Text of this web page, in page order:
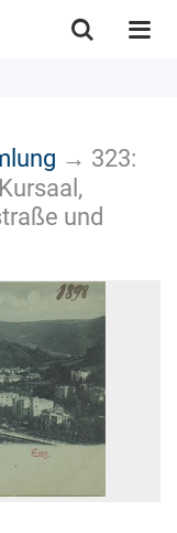
→ 323:
und